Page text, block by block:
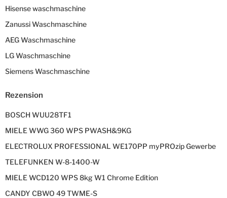
Hisense waschmaschine
Zanussi Waschmaschine
AEG Waschmaschine
LG Waschmaschine
Siemens Waschmaschine
Rezension
BOSCH WUU28TF1
MIELE WWG 360 WPS PWASH&9KG
ELECTROLUX PROFESSIONAL WE170PP myPROzip Gewerbe
TELEFUNKEN W-8-1400-W
MIELE WCD120 WPS 8kg W1 Chrome Edition
CANDY CBWO 49 TWME-S